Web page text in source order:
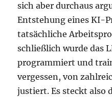
sich aber durchaus
Entstehung eines KI-
tatsächliche
schließlich wurde das
programmiert und
vergessen, von
justiert. Es steckt also